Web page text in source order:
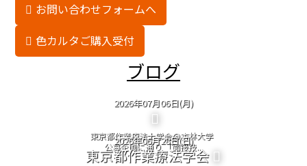
お問い合わせフォームへ
色カルタご購入受付
ブログ
2026年07月06日(月)
東京都作業療法士学会@杏林大学
公募企画に通り 「面接技...
2026年06月28日(日)
東京都作業療法学会